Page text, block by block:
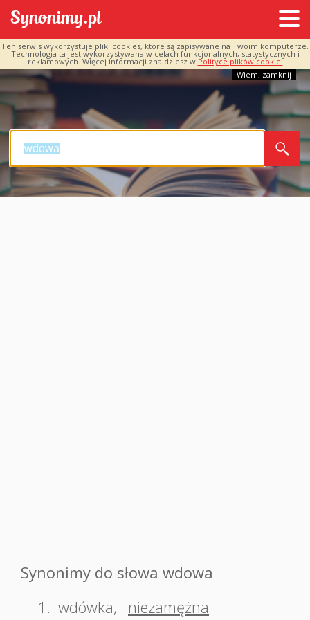
Ten serwis wykorzystuje pliki cookies, które są zapisywane na Twoim komputerze.
Technologia ta jest wykorzystywana w celach funkcjonalnych, statystycznych i
reklamowych. Więcej informacji znajdziesz w Polityce plików cookie.
Wiem, zamknij
Synonimy do słowa wdowa
1. wdówka, niezamężna